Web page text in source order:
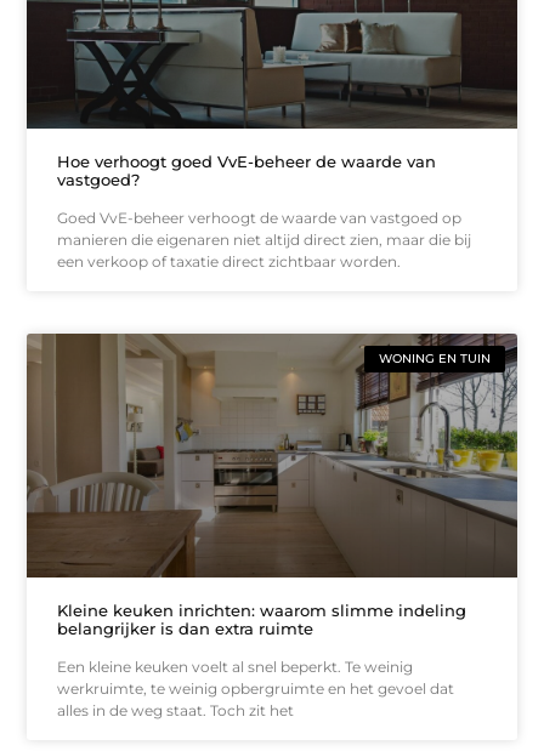
Hoe verhoogt goed VvE-beheer de waarde van
vastgoed?
Goed VvE-beheer verhoogt de waarde van vastgoed op
manieren die eigenaren niet altijd direct zien, maar die bij
een verkoop of taxatie direct zichtbaar worden.
WONING EN TUIN
Kleine keuken inrichten: waarom slimme indeling
belangrijker is dan extra ruimte
Een kleine keuken voelt al snel beperkt. Te weinig
werkruimte, te weinig opbergruimte en het gevoel dat
alles in de weg staat. Toch zit het